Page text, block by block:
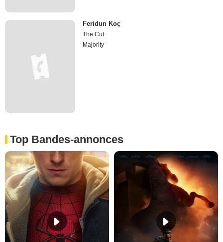
Feridun Koç
The Cut
Majority
Top Bandes-annonces